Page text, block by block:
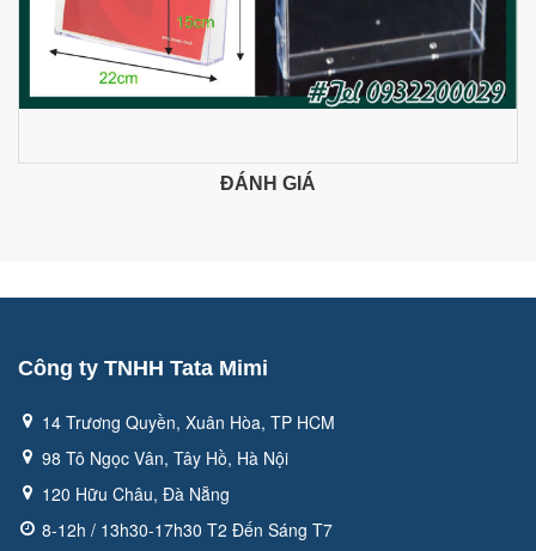
ĐÁNH GIÁ
Công ty TNHH Tata Mimi
14 Trương Quyền, Xuân Hòa, TP HCM
98 Tô Ngọc Vân, Tây Hồ, Hà Nội
120 Hữu Châu, Đà Nẵng
8-12h / 13h30-17h30 T2 Đến Sáng T7